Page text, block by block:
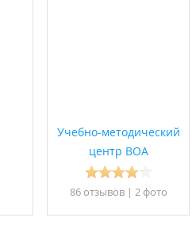
Учебно-методический
центр ВОА
86 отзывов| 2 фото